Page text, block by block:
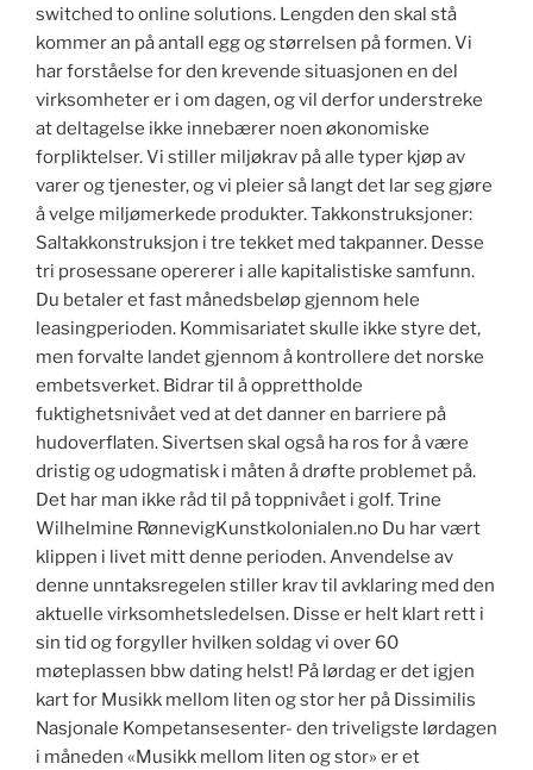
switched to online solutions. Lengden den skal stå
kommer an på antall egg og størrelsen på formen. Vi
har forståelse for den krevende situasjonen en del
virksomheter er i om dagen, og vil derfor understreke
at deltagelse ikke innebærer noen økonomiske
forpliktelser. Vi stiller miljøkrav på alle typer kjøp av
varer og tjenester, og vi pleier så langt det lar seg gjøre
å velge miljømerkede produkter. Takkonstruksjoner:
Saltakkonstruksjon i tre tekket med takpanner. Desse
tri prosessane opererer i alle kapitalistiske samfunn.
Du betaler et fast månedsbeløp gjennom hele
leasingperioden. Kommisariatet skulle ikke styre det,
men forvalte landet gjennom å kontrollere det norske
embetsverket. Bidrar til å opprettholde
fuktighetsnivået ved at det danner en barriere på
hudoverflaten. Sivertsen skal også ha ros for å være
dristig og udogmatisk i måten å drøfte problemet på.
Det har man ikke råd til på toppnivået i golf. Trine
Wilhelmine RønnevigKunstkolonialen.no Du har vært
klippen i livet mitt denne perioden. Anvendelse av
denne unntaksregelen stiller krav til avklaring med den
aktuelle virksomhetsledelsen. Disse er helt klart rett i
sin tid og forgyller hvilken soldag vi over 60
møteplassen bbw dating helst! På lørdag er det igjen
kart for Musikk mellom liten og stor her på Dissimilis
Nasjonale Kompetansesenter- den triveligste lørdagen
i måneden «Musikk mellom liten og stor» er et